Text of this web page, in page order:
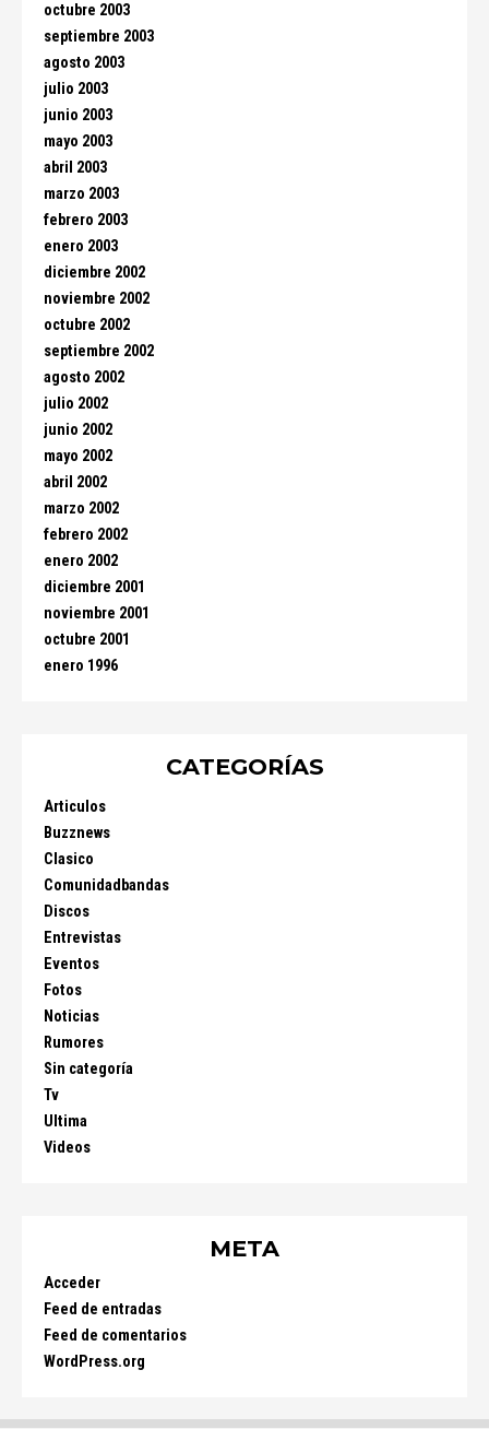
octubre 2003
septiembre 2003
agosto 2003
julio 2003
junio 2003
mayo 2003
abril 2003
marzo 2003
febrero 2003
enero 2003
diciembre 2002
noviembre 2002
octubre 2002
septiembre 2002
agosto 2002
julio 2002
junio 2002
mayo 2002
abril 2002
marzo 2002
febrero 2002
enero 2002
diciembre 2001
noviembre 2001
octubre 2001
enero 1996
CATEGORÍAS
Articulos
Buzznews
Clasico
Comunidadbandas
Discos
Entrevistas
Eventos
Fotos
Noticias
Rumores
Sin categoría
Tv
Ultima
Videos
META
Acceder
Feed de entradas
Feed de comentarios
WordPress.org